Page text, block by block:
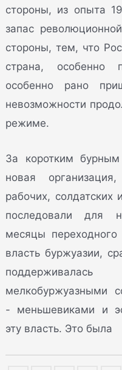
стороны, из опыта
запас
стороны, тем, что
страна,
особенно рано
невозможности
режиме.
За коротким бурным
новая
рабочих, солдатских
последовали для
месяцы
власть буржуазии,
мелкобуржуазными
- меньшевиками и
эту власть. Это была